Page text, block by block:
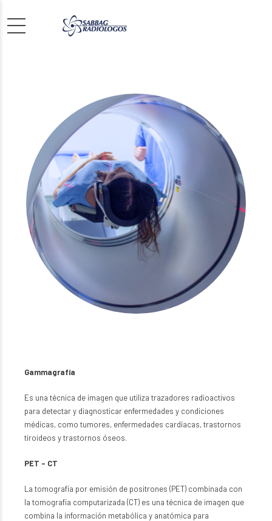
Gammagrafía
Es una técnica de imagen que utiliza trazadores radioactivos
para detectar y diagnosticar enfermedades y condiciones
médicas, como tumores, enfermedades cardíacas, trastornos
tiroideos y trastornos óseos.
PET – CT
La tomografía por emisión de positrones (PET) combinada con
la tomografía computarizada (CT) es una técnica de imagen que
combina la información metabólica y anatómica para